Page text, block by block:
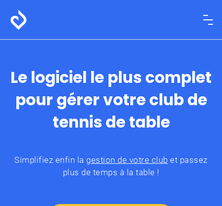
Le logiciel le plus complet
pour gérer votre club de
tennis de table
Simplifiez enfin la gestion de votre club et passez
plus de temps à la table !